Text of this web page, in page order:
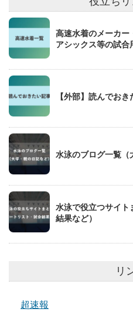
高速水着のメーカー
アシックス等の試合
【外部】読んでお
水泳のブログ一覧（
水泳で役立つサイト
結果など）
リ
超速報